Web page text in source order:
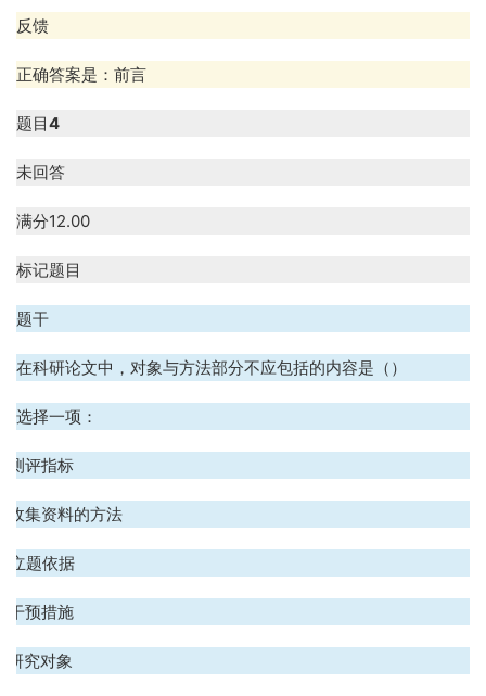
反馈
正确答案是：前言
题目4
未回答
满分12.00
标记题目
题干
在科研论文中，对象与方法部分不应包括的内容是（）
选择一项：
测评指标
收集资料的方法
立题依据
干预措施
研究对象